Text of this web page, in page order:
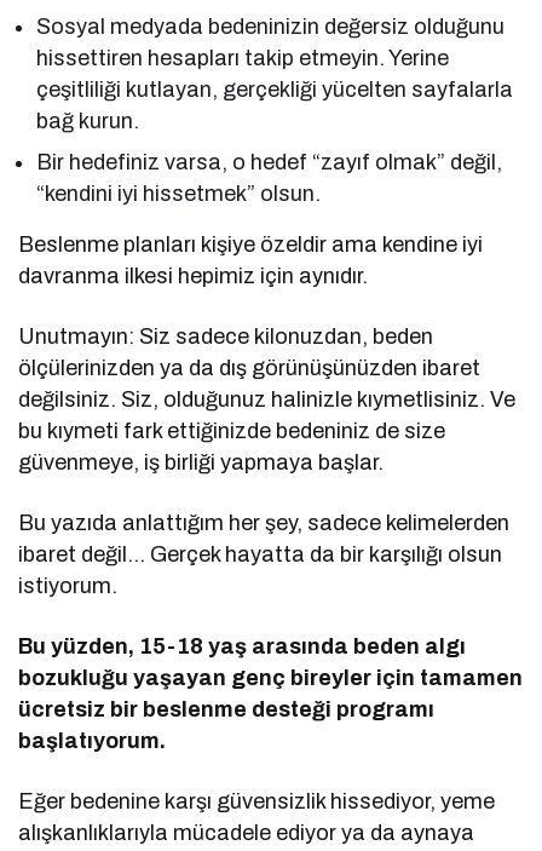
Sosyal medyada bedeninizin değersiz olduğunu
hissettiren hesapları takip etmeyin. Yerine
çeşitliliği kutlayan, gerçekliği yücelten sayfalarla
bağ kurun.
Bir hedefiniz varsa, o hedef “zayıf olmak” değil,
“kendini iyi hissetmek” olsun.
Beslenme planları kişiye özeldir ama kendine iyi
davranma ilkesi hepimiz için aynıdır.
Unutmayın: Siz sadece kilonuzdan, beden
ölçülerinizden ya da dış görünüşünüzden ibaret
değilsiniz. Siz, olduğunuz halinizle kıymetlisiniz. Ve
bu kıymeti fark ettiğinizde bedeniniz de size
güvenmeye, iş birliği yapmaya başlar.
Bu yazıda anlattığım her şey, sadece kelimelerden
ibaret değil… Gerçek hayatta da bir karşılığı olsun
istiyorum.
Bu yüzden, 15-18 yaş arasında beden algı
bozukluğu yaşayan genç bireyler için tamamen
ücretsiz bir beslenme desteği programı
başlatıyorum.
Eğer bedenine karşı güvensizlik hissediyor, yeme
alışkanlıklarıyla mücadele ediyor ya da aynaya